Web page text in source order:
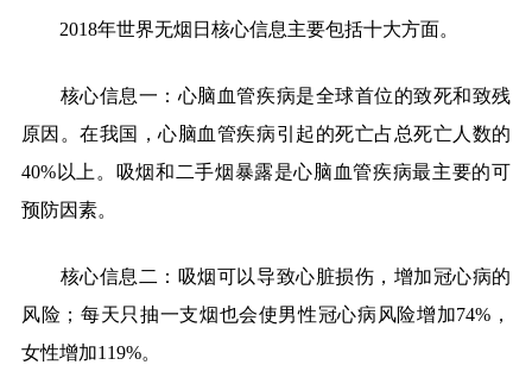
2018年世界无烟日核心信息主要包括十大方面。
核心信息一：心脑血管疾病是全球首位的致死和致残
原因。在我国，心脑血管疾病引起的死亡占总死亡人数的
40%以上。吸烟和二手烟暴露是心脑血管疾病最主要的可
预防因素。
核心信息二：吸烟可以导致心脏损伤，增加冠心病的
风险；每天只抽一支烟也会使男性冠心病风险增加74% ，
女性增加119%。